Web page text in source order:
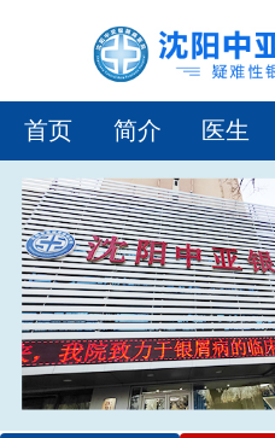
首页 简介 医生